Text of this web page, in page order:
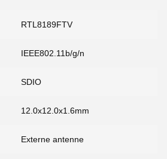
RTL8189FTV
IEEE802.11b/g/n
SDIO
12.0x12.0x1.6mm
Externe antenne